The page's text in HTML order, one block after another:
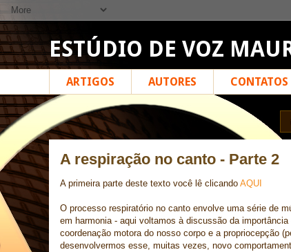
ESTÚDIO DE VOZ
ARTIGOS AUTORES CONTATOS
A respiração no canto - Parte 2
A primeira parte deste texto você lê clicando AQUI
O processo respiratório no canto envolve uma série de
em harmonia - aqui voltamos à discussão da
coordenação motora do nosso corpo e a propriocepção
desenvolvermos esse, muitas vezes, novo